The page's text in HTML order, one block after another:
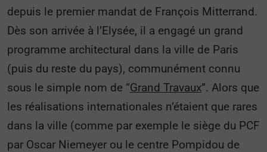
depuis le premier mandat de François Mitterrand.
Dès son arrivée à l’Elysée, il a engagé un grand
programme architectural dans la ville de Paris
(puis du reste du pays), communément connu
sous le simple nom de “Grand Travaux”. Alors que
les réalisations internationales n’étaient que rares
dans la ville (comme par exemple le siège du PCF
par Oscar Niemeyer ou le centre Pompidou de